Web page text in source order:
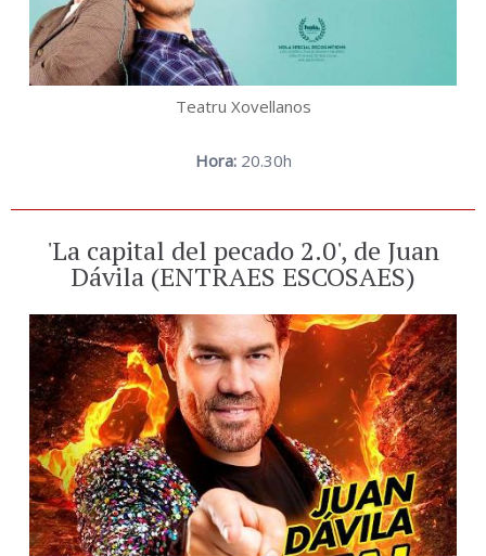
Teatru Xovellanos
Hora:20.30h
'La capital del pecado 2.0', de Juan
Dávila (ENTRAES ESCOSAES)